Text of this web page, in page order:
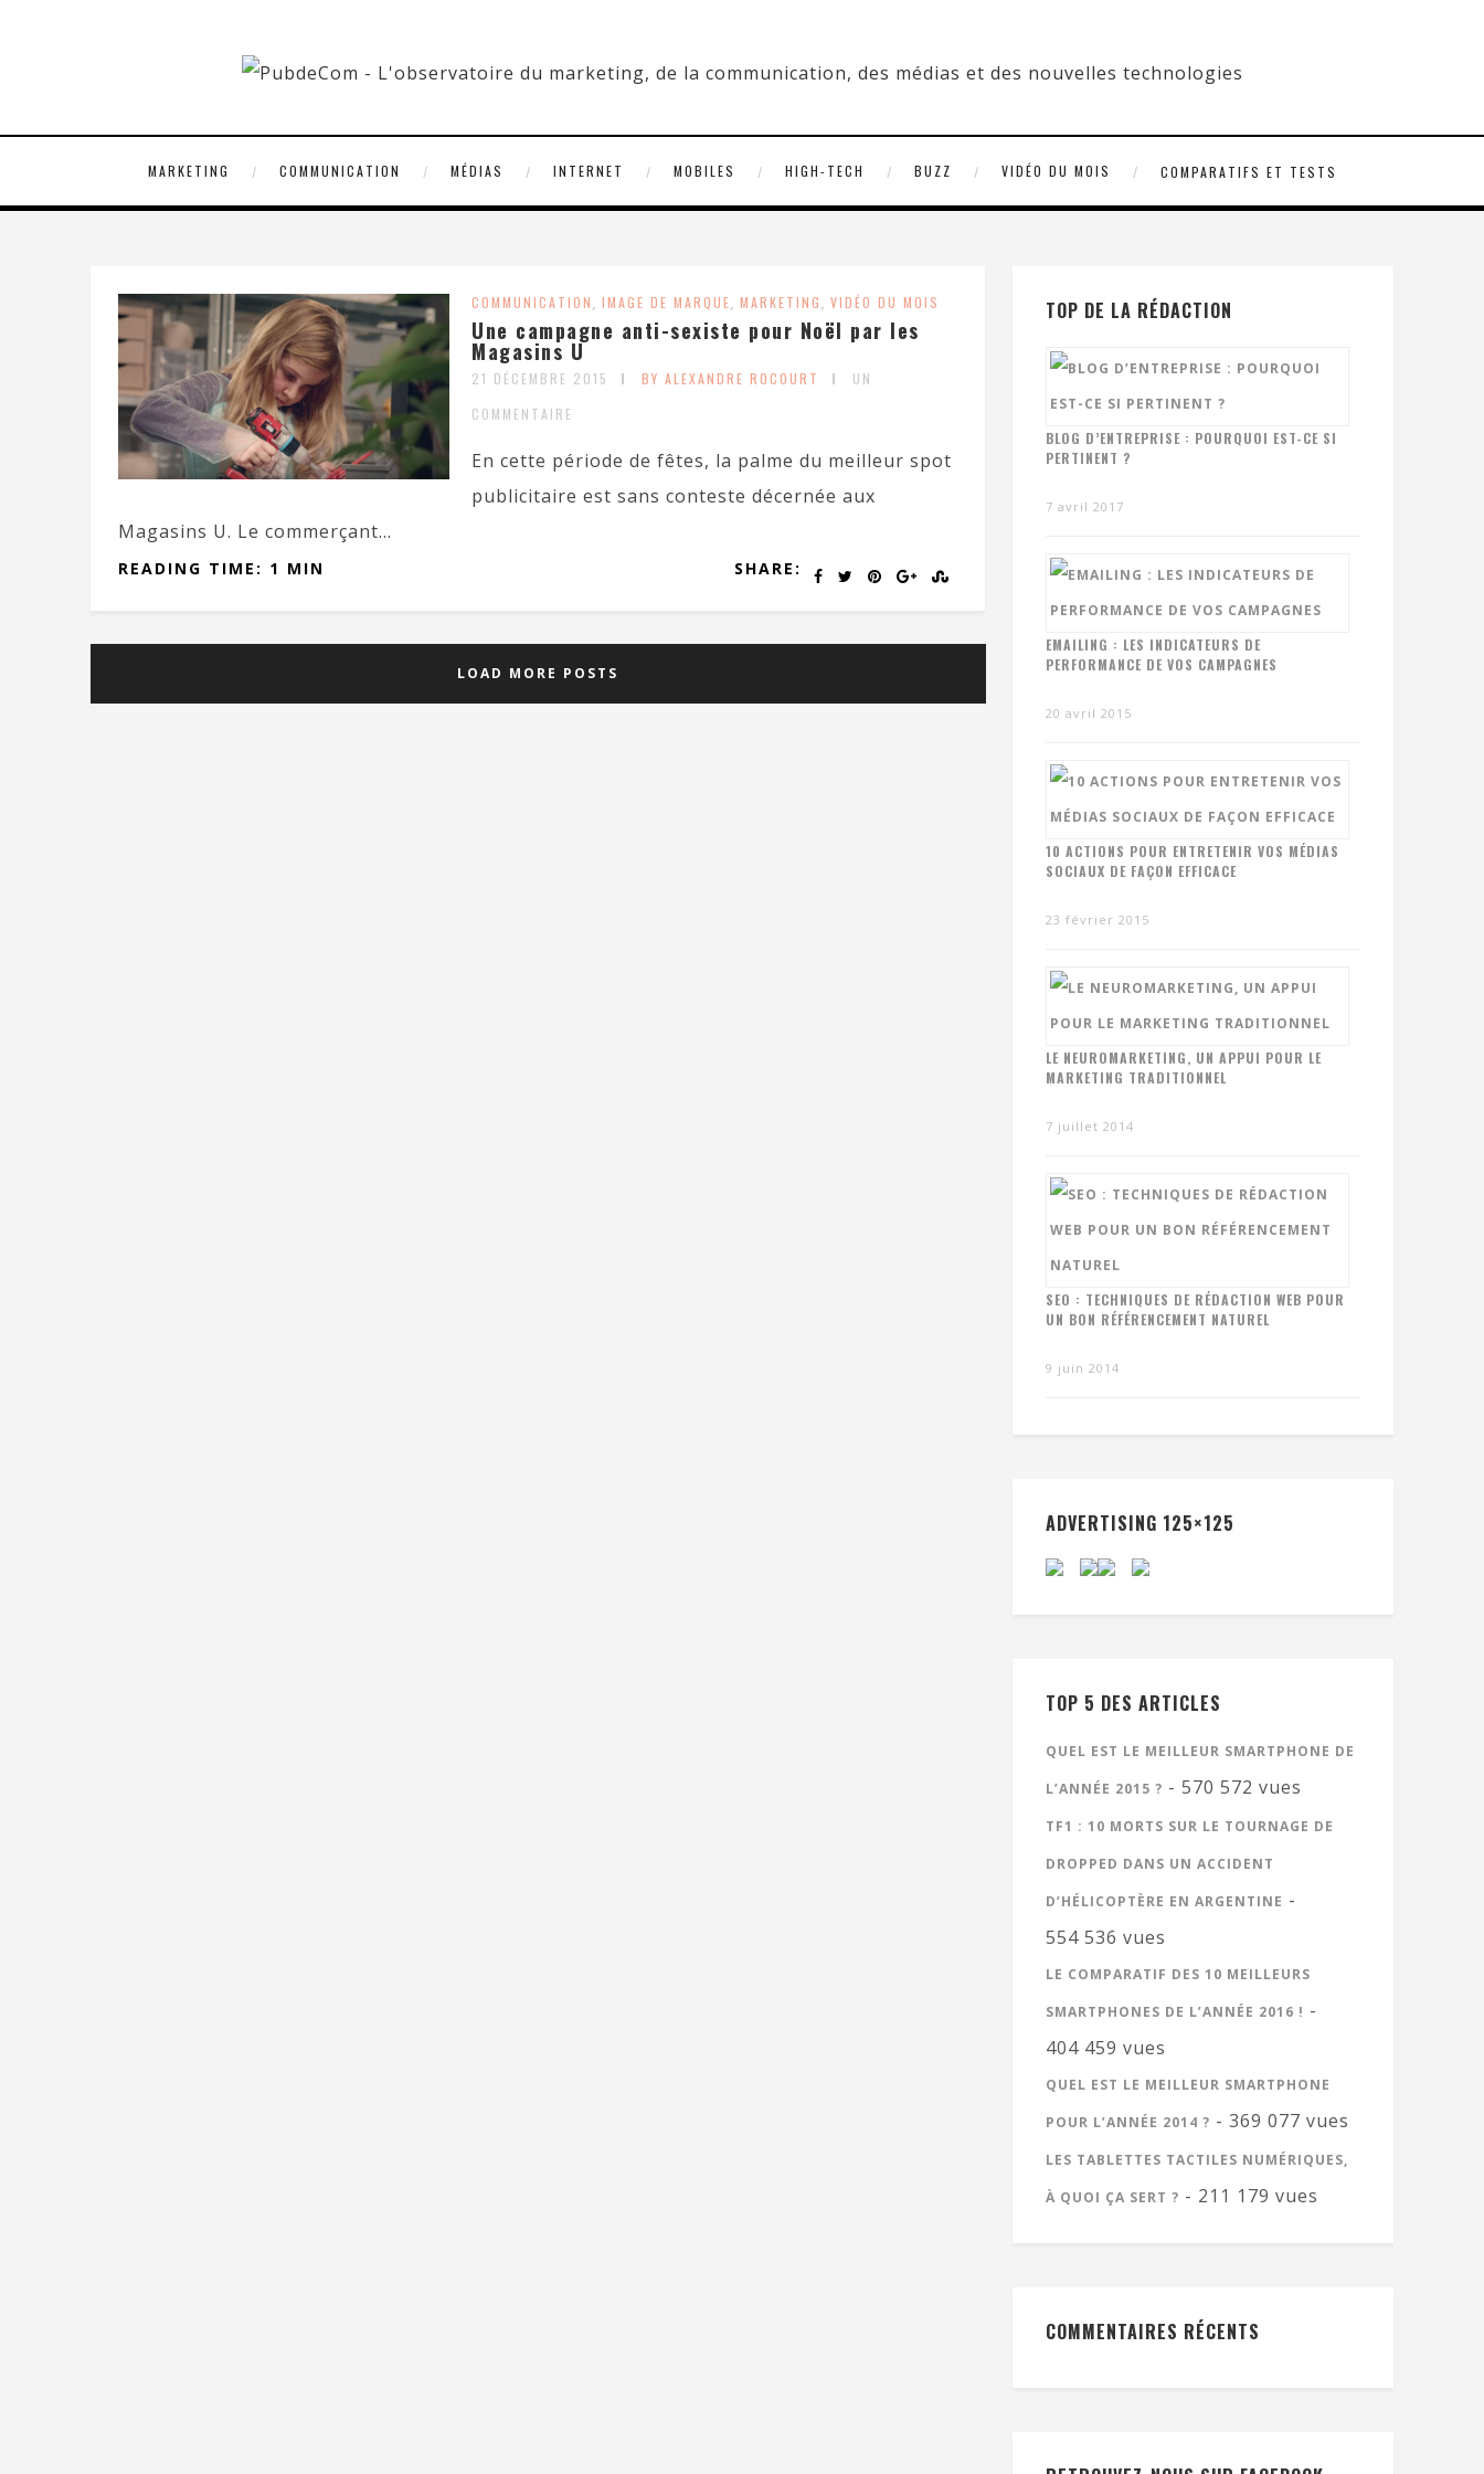
MARKETING COMMUNICATION MÉDIAS INTERNET MOBILES HIGH-TECH BUZZ VIDÉO DU MOIS COMPARATIFS ET TESTS
COMMUNICATION, IMAGE DE MARQUE, MARKETING, VIDÉO DU MOIS
Une campagne anti-sexiste pour Noël par les
Magasins U
21 DÉCEMBRE 2015 BY ALEXANDRE ROCOURT
UN
COMMENTAIRE
En cette période de fêtes, la palme du meilleur spot
publicitaire est sans conteste décernée aux
Magasins U. Le commerçant...
SHARE:
READING TIME: 1 MIN
LOAD MORE POSTS
TOP DE LA RÉDACTION
BLOG D’ENTREPRISE : POURQUOI EST-CE SI
PERTINENT ?
7 avril 2017
EMAILING : LES INDICATEURS DE
PERFORMANCE DE VOS CAMPAGNES
20 avril 2015
10 ACTIONS POUR ENTRETENIR VOS MÉDIAS
SOCIAUX DE FAÇON EFFICACE
23 février 2015
LE NEUROMARKETING, UN APPUI POUR LE
MARKETING TRADITIONNEL
7 juillet 2014
SEO : TECHNIQUES DE RÉDACTION WEB POUR
UN BON RÉFÉRENCEMENT NATUREL
9 juin 2014
ADVERTISING 125×125
TOP 5 DES ARTICLES
QUEL EST LE MEILLEUR SMARTPHONE DE
L’ANNÉE 2015 ? - 570 572 vues
TF1 : 10 MORTS SUR LE TOURNAGE DE
DROPPED DANS UN ACCIDENT
D’HÉLICOPTÈRE EN ARGENTINE -
554 536 vues
LE COMPARATIF DES 10 MEILLEURS
SMARTPHONES DE L’ANNÉE 2016 ! -
404 459 vues
QUEL EST LE MEILLEUR SMARTPHONE
POUR L’ANNÉE 2014 ? - 369 077 vues
LES TABLETTES TACTILES NUMÉRIQUES,
À QUOI ÇA SERT ? - 211 179 vues
COMMENTAIRES RÉCENTS